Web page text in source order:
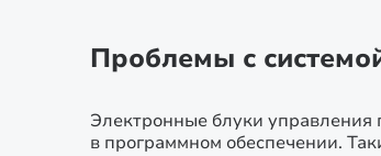
Проблемы с
Электронные блуки управления
в программном обеспечении.